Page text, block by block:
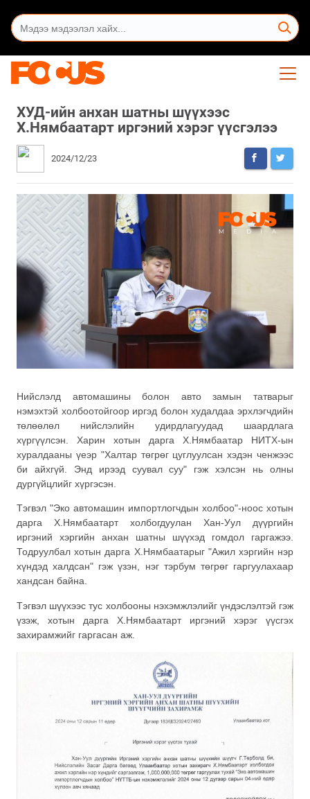
ХУД-ийн анхан шатны шүүхээс
Х.Нямбаатарт иргэний хэрэг үүсгэлээ
2024/12/23
Нийслэлд автомашины болон авто замын татварыг
нэмэхтэй холбоотойгоор иргэд болон худалдаа эрхлэгчдийн
төлөөлөл нийслэлийн удирдлагуудад шаардлага
хүргүүлсэн. Харин хотын дарга Х.Нямбаатар НИТХ-ын
хуралдааны үеэр "Халтар төгрөг цуглуулсан хэдэн ченжээс
би айхгүй. Энд ирээд суувал суу" гэж хэлсэн нь олны
дургүйцлийг хүргэсэн.
Тэгвэл "Эко автомашин импортлогчдын холбоо"-ноос хотын
дарга Х.Нямбаатарт холбогдуулан Хан-Уул дүүргийн
иргэний хэргийн анхан шатны шүүхэд гомдол гаргажээ.
Тодруулбал хотын дарга Х.Нямбаатарыг "Ажил хэргийн нэр
хүндэд халдсан" гэж үзэн, нэг тэрбум төгрөг гаргуулахаар
хандсан байна.
Тэгвэл шүүхээс тус холбооны нэхэмжлэлийг үндэслэлтэй гэж
үзэж, хотын дарга Х.Нямбаатарт иргэний хэрэг үүсгэх
захирамжийг гаргасан аж.